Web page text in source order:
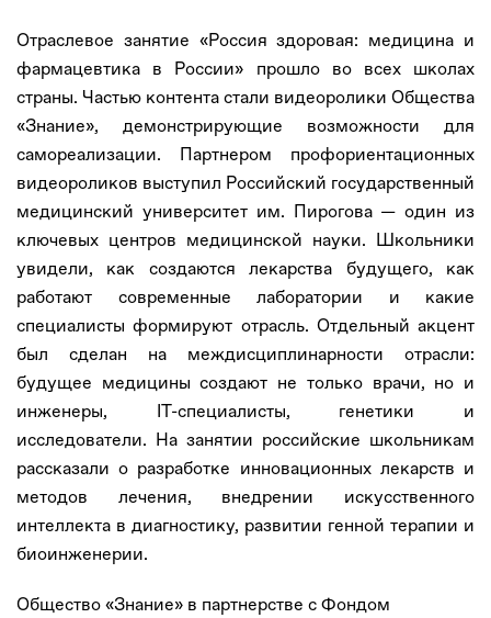
Отраслевое занятие «Россия здоровая: медицина и
фармацевтика в России» прошло во всех школах
страны. Частью контента стали видеоролики Общества
«Знание», демонстрирующие возможности для
самореализации. Партнером профориентационных
видеороликов выступил Российский государственный
медицинский университет им. Пирогова — один из
ключевых центров медицинской науки. Школьники
увидели, как создаются лекарства будущего, как
работают современные лаборатории и какие
специалисты формируют отрасль. Отдельный акцент
был сделан на междисциплинарности отрасли:
будущее медицины создают не только врачи, но и
инженеры, IT-специалисты, генетики и
исследователи. На занятии российские школьникам
рассказали о разработке инновационных лекарств и
методов лечения, внедрении искусственного
интеллекта в диагностику, развитии генной терапии и
биоинженерии.
Общество «Знание» в партнерстве с Фондом